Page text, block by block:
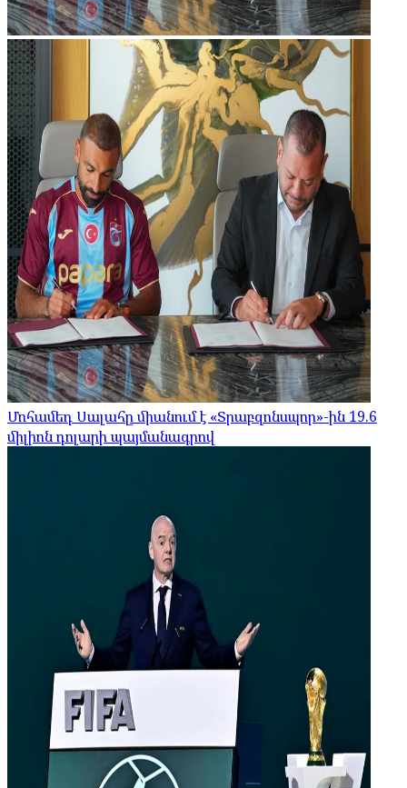
Մոհամեդ Սալահը միանում է «Տրաբզոնսպոր»-ին 19.6
միլիոն դոլարի պայմանագրով